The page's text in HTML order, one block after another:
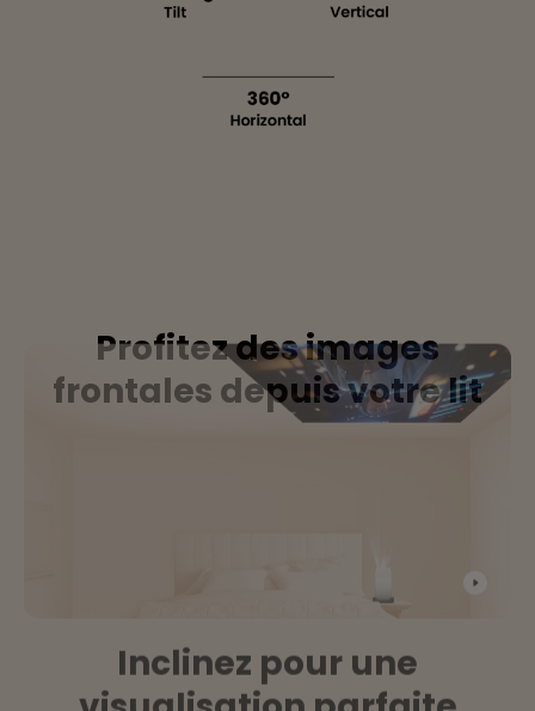
Profitez des images
frontales depuis votre lit
Inclinez pour une